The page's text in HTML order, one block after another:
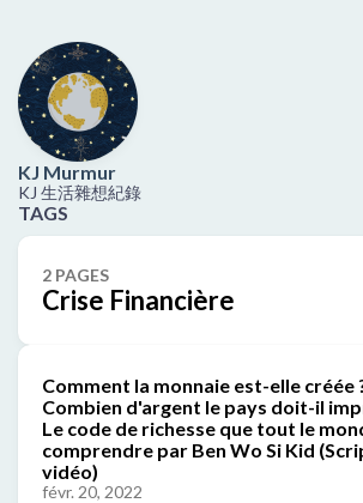
KJ Murmur
KJ 生活雜想紀錄
TAGS
2 PAGES
Crise Financière
Comment la monnaie est-elle créée
Combien d'argent le pays doit-il
Le code de richesse que tout le
comprendre par Ben Wo Si Kid
vidéo)
févr. 20, 2022